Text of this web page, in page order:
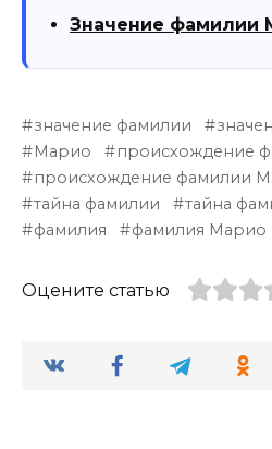
Значение фамилии
значение фамилии
Марио
происхождение
происхождение фамилии
тайна фамилии
тайна
фамилия
фамилия Марио
Оцените статью